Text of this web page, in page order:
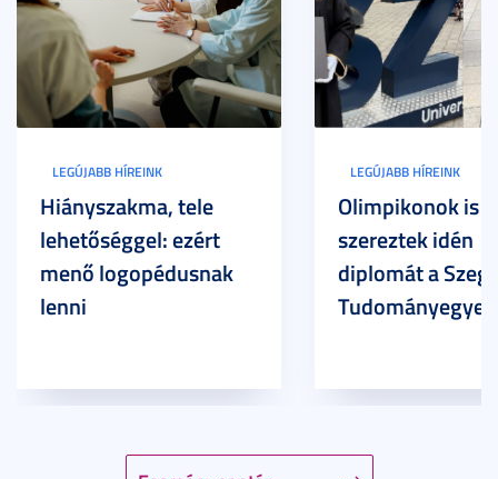
LEGÚJABB HÍREINK
Hiányszakma, tele
lehetőséggel: ezért
menő logopédusnak
lenni
LEGÚJABB HÍREINK
Olimpikonok is
szereztek idén
diplomát a